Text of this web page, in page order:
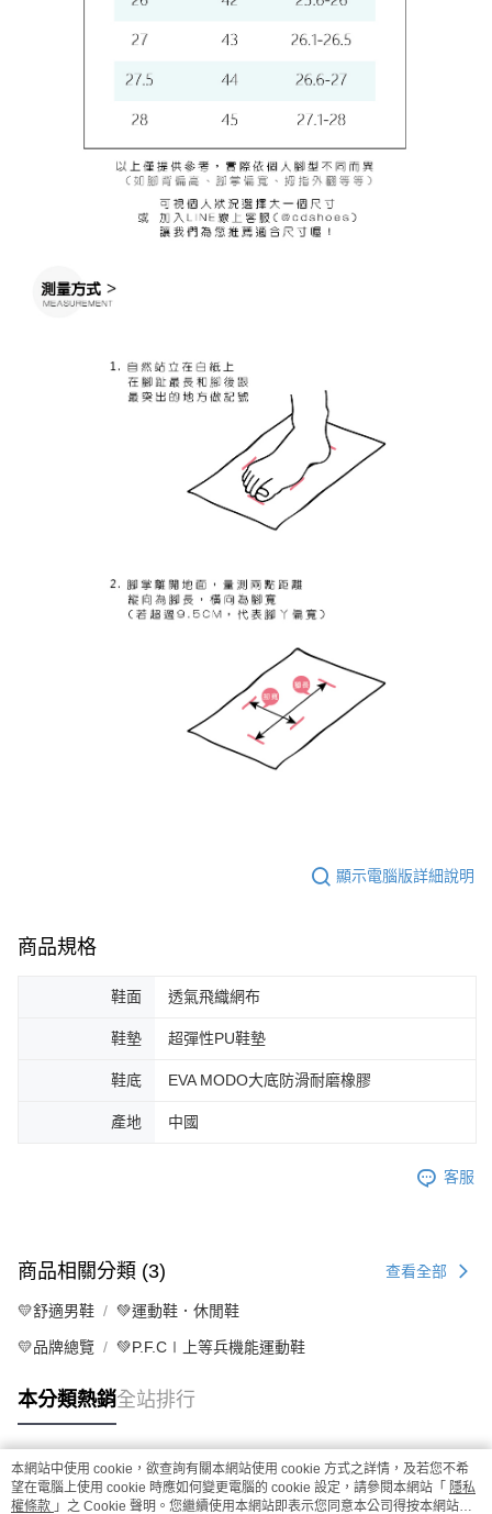
顯示電腦版詳細說明
商品規格
鞋面 透氣飛織網布
鞋墊 超彈性PU鞋墊
鞋底 EVA MODO大底防滑耐磨橡膠
產地 中國
客服
商品相關分類 (3) 查看全部
💛舒適男鞋 💚運動鞋．休閒鞋
💛品牌總覽 💚P.F.C∣上等兵機能運動鞋
本分類熱銷全站排行
熱門標籤
本網站中使用 cookie，欲查詢有關本網站使用 cookie 方式之詳情，及若您不希
望在電腦上使用 cookie 時應如何變更電腦的 cookie 設定，請參閱本網站「 隱私
權條款 」之 Cookie 聲明。您繼續使用本網站即表示您同意本公司得按本網站使